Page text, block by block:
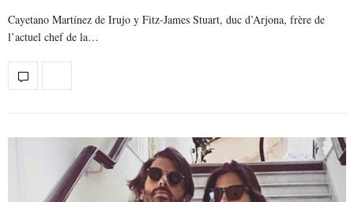
Cayetano Martínez de Irujo y Fitz-James Stuart, duc d’Arjona, frère de
l’actuel chef de la…